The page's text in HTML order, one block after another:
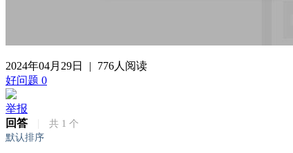
2024年04月29日 |
776人阅读
好问题 0
举报
回答
共 1 个
默认排序